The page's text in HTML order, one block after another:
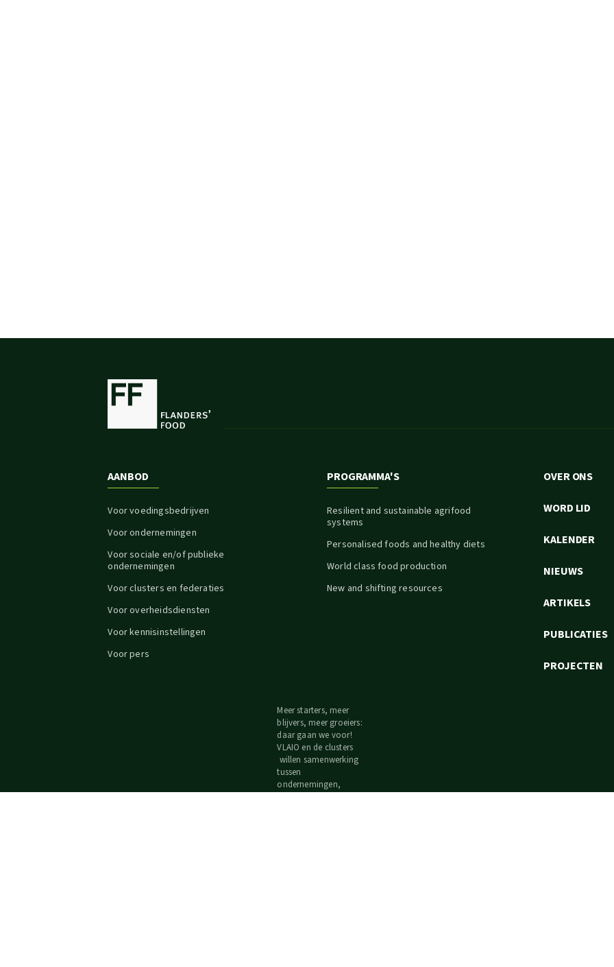
AANBOD
Voor voedingsbedrijven
Voor ondernemingen
Voor sociale en/of publieke
ondernemingen
Voor clusters en federaties
Voor overheidsdiensten
Voor kennisinstellingen
Voor pers
PROGRAMMA'S
Resilient and sustainable agrifood
systems
Personalised foods and healthy diets
World class food production
New and shifting resources
OVER ONS
WORD LID
KALENDER
NIEUWS
ARTIKELS
PUBLICATIES
PROJECTEN
Meer starters, meer
blijvers, meer groeiers:
daar gaan we voor!
VLAIO en de clusters
willen samenwerking
tussen
ondernemingen,